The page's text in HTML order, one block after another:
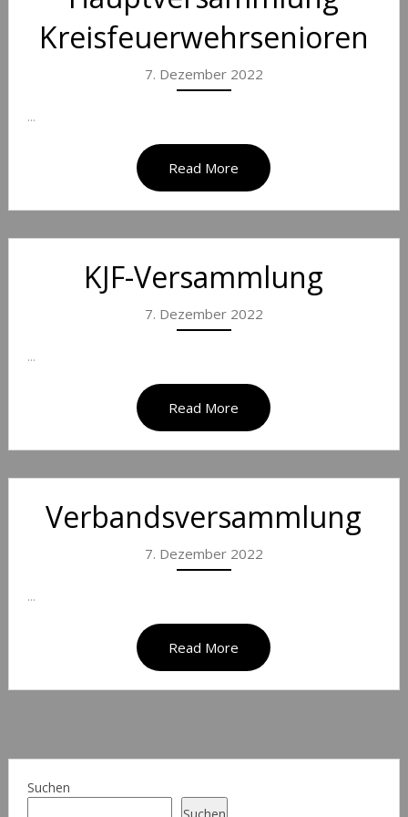
Kreisfeuerwehrsenioren
7. Dezember 2022
...
Read More
KJF-Versammlung
7. Dezember 2022
...
Read More
Verbandsversammlung
7. Dezember 2022
...
Read More
Suchen